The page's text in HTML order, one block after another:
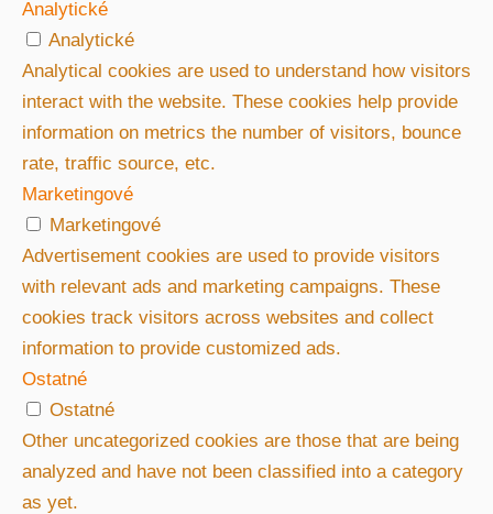
Analytické
Analytické
Analytical cookies are used to understand how visitors
interact with the website. These cookies help provide
information on metrics the number of visitors, bounce
rate, traffic source, etc.
Marketingové
Marketingové
Advertisement cookies are used to provide visitors
with relevant ads and marketing campaigns. These
cookies track visitors across websites and collect
information to provide customized ads.
Ostatné
Ostatné
Other uncategorized cookies are those that are being
analyzed and have not been classified into a category
as yet.